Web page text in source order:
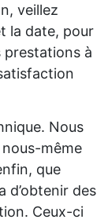
veillez
la date, pour
prestations à
Nous
même
que
d’obtenir des
Ceux-ci